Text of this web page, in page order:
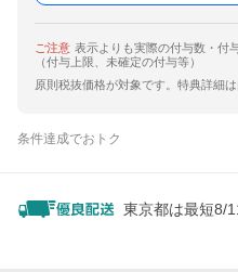
ご注意 表示よりも実際の付与数・付
（付与上限、未確定の付与等）
原則税抜価格が対象です。特典詳細
条件達成でおトク
東京都は最短8/